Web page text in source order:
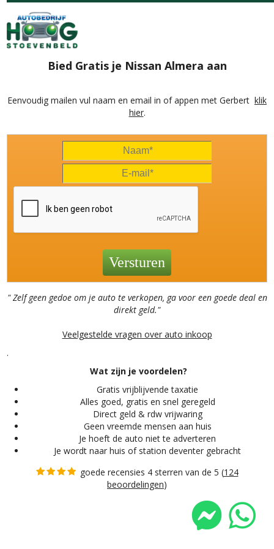
Bied Gratis je Nissan Almera aan
Eenvoudig mailen vul naam en email in of appen met Gerbert klik
hier.
" Zelf geen gedoe om je auto te verkopen, ga voor een goede deal en
direkt geld."
Veelgestelde vragen over auto inkoop
.
Wat zijn je voordelen?
Gratis vrijblijvende taxatie
Alles goed, gratis en snel geregeld
Direct geld & rdw vrijwaring
Geen vreemde mensen aan huis
Je hoeft de auto niet te adverteren
Je wordt naar huis of station deventer gebracht
goede recensies 4 sterren van de 5 (124
beoordelingen)